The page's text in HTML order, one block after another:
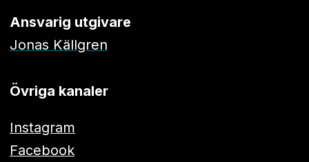
Ansvarig utgivare
Jonas Källgren
Övriga kanaler
Instagram
Facebook